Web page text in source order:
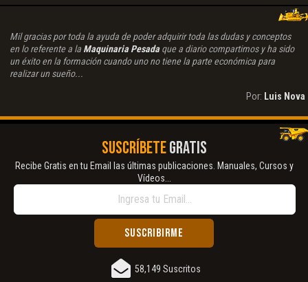
Mil gracias por toda la ayuda de poder adquirir toda las dudas y conceptos
en lo referente a la Maquinaria Pesadaque a diario compartimos y ha sido
un éxito en la formación cuando uno no tiene la parte económica para
realizar un sueño...
Por: Luis Nova
SUSCRÍBETEGRATIS
Recibe Gratis en tu Email las últimas publicaciones. Manuales, Cursos y
Vídeos...
58,149 Suscritos